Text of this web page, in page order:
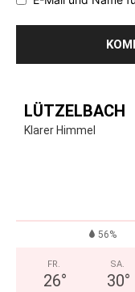
LÜTZELBACH
Klarer Himmel
56%
FR.
26°
SA.
30°